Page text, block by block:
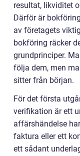
resultat, likviditet
Därför är
av företagets
bokföring räcker
grundprinciper.
följa dem, men
sitter från början.
För det första
verifikation är ett
affärshändelse
faktura eller ett
ett sådant